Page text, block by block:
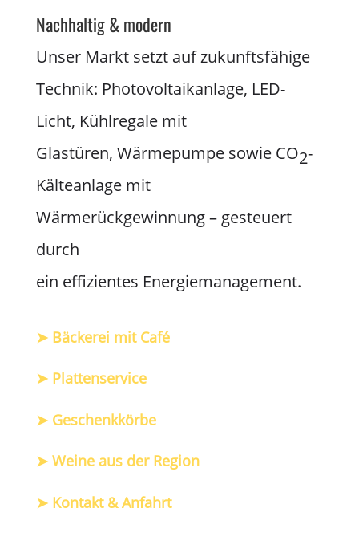
Nachhaltig & modern
Unser Markt setzt auf zukunftsfähige
Technik: Photovoltaikanlage, LED-
Licht, Kühlregale mit
Glastüren, Wärmepumpe sowie CO2-
Kälteanlage mit
Wärmerückgewinnung – gesteuert
durch
ein effizientes Energiemanagement.
➤ Bäckerei mit Café
➤ Plattenservice
➤ Geschenkkörbe
➤ Weine aus der Region
➤ Kontakt & Anfahrt